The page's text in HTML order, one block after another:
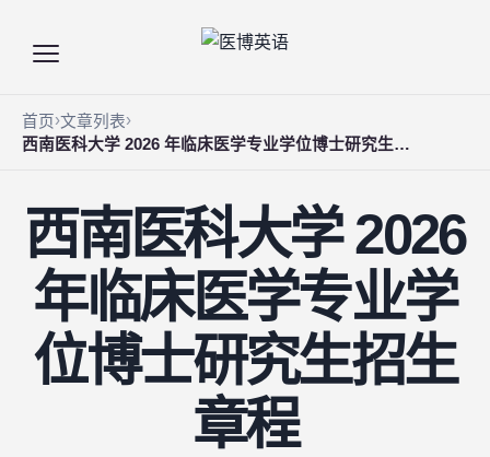
首页 文章列表
西南医科大学 2026 年临床医学专业学位博士研究生招生章程
西南医科大学 2026
年临床医学专业学
位博士研究生招生
章程